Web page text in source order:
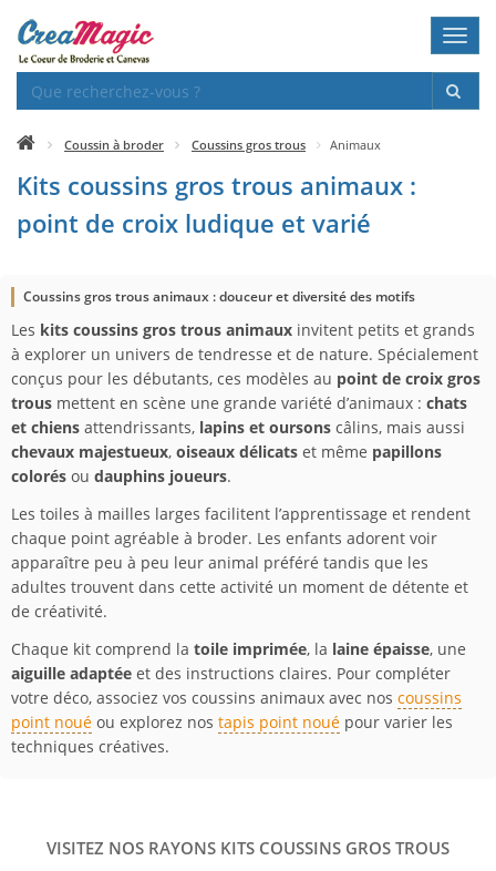
Coussin à broder Coussins gros trous Animaux
Kits coussins gros trous animaux :
point de croix ludique et varié
Coussins gros trous animaux : douceur et diversité des motifs
Les kits coussins gros trous animaux invitent petits et grands
à explorer un univers de tendresse et de nature. Spécialement
conçus pour les débutants, ces modèles au point de croix gros
trous mettent en scène une grande variété d’animaux : chats
et chiens attendrissants, lapins et oursons câlins, mais aussi
chevaux majestueux, oiseaux délicats et même papillons
colorés ou dauphins joueurs.
Les toiles à mailles larges facilitent l’apprentissage et rendent
chaque point agréable à broder. Les enfants adorent voir
apparaître peu à peu leur animal préféré tandis que les
adultes trouvent dans cette activité un moment de détente et
de créativité.
Chaque kit comprend la toile imprimée, la laine épaisse, une
aiguille adaptée et des instructions claires. Pour compléter
votre déco, associez vos coussins animaux avec nos coussins
point noué ou explorez nos tapis point noué pour varier les
techniques créatives.
VISITEZ NOS RAYONS KITS COUSSINS GROS TROUS